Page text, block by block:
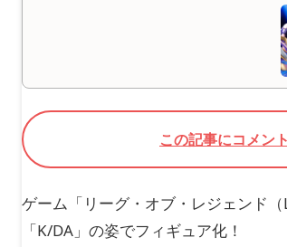
この記事にコメン
ゲーム「リーグ・オブ・レジェンド
「K/DA」の姿でフィギュア化！